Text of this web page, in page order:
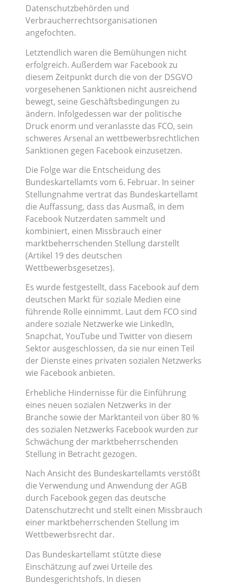
Datenschutzbehörden und
Verbraucherrechtsorganisationen
angefochten.
Letztendlich waren die Bemühungen nicht
erfolgreich. Außerdem war Facebook zu
diesem Zeitpunkt durch die von der DSGVO
vorgesehenen Sanktionen nicht ausreichend
bewegt, seine Geschäftsbedingungen zu
ändern. Infolgedessen war der politische
Druck enorm und veranlasste das FCO, sein
schweres Arsenal an wettbewerbsrechtlichen
Sanktionen gegen Facebook einzusetzen.
Die Folge war die Entscheidung des
Bundeskartellamts vom 6. Februar. In seiner
Stellungnahme vertrat das Bundeskartellamt
die Auffassung, dass das Ausmaß, in dem
Facebook Nutzerdaten sammelt und
kombiniert, einen Missbrauch einer
marktbeherrschenden Stellung darstellt
(Artikel 19 des deutschen
Wettbewerbsgesetzes).
Es wurde festgestellt, dass Facebook auf dem
deutschen Markt für soziale Medien eine
führende Rolle einnimmt. Laut dem FCO sind
andere soziale Netzwerke wie LinkedIn,
Snapchat, YouTube und Twitter von diesem
Sektor ausgeschlossen, da sie nur einen Teil
der Dienste eines privaten sozialen Netzwerks
wie Facebook anbieten.
Erhebliche Hindernisse für die Einführung
eines neuen sozialen Netzwerks in der
Branche sowie der Marktanteil von über 80 %
des sozialen Netzwerks Facebook wurden zur
Schwächung der marktbeherrschenden
Stellung in Betracht gezogen.
Nach Ansicht des Bundeskartellamts verstößt
die Verwendung und Anwendung der AGB
durch Facebook gegen das deutsche
Datenschutzrecht und stellt einen Missbrauch
einer marktbeherrschenden Stellung im
Wettbewerbsrecht dar.
Das Bundeskartellamt stützte diese
Einschätzung auf zwei Urteile des
Bundesgerichtshofs. In diesen